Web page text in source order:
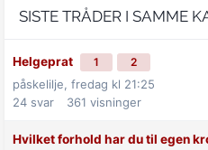
SISTE TRÅDER I SAMME
Helgeprat 1 2
påskelilje, fredag kl 21:25
24 svar 361 visninger
Hvilket forhold har du til egen